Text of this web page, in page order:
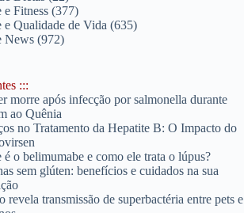
e Fitness(377)
e Qualidade de Vida (635)
News(972)
:::
morre após infecção por salmonella durante
ao Quênia
no Tratamento da Hepatite B: O Impacto do
é o belimumabe e como ele trata o lúpus?
sem glúten: benefícios e cuidados na sua
revela transmissão de superbactéria entre pets e